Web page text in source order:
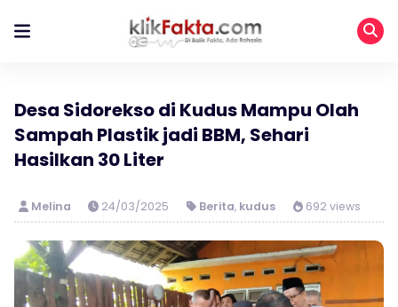
Desa Sidorekso di Kudus Mampu Olah
Sampah Plastik jadi BBM, Sehari
Hasilkan 30 Liter
Melina 24/03/2025 Berita, kudus 692 views